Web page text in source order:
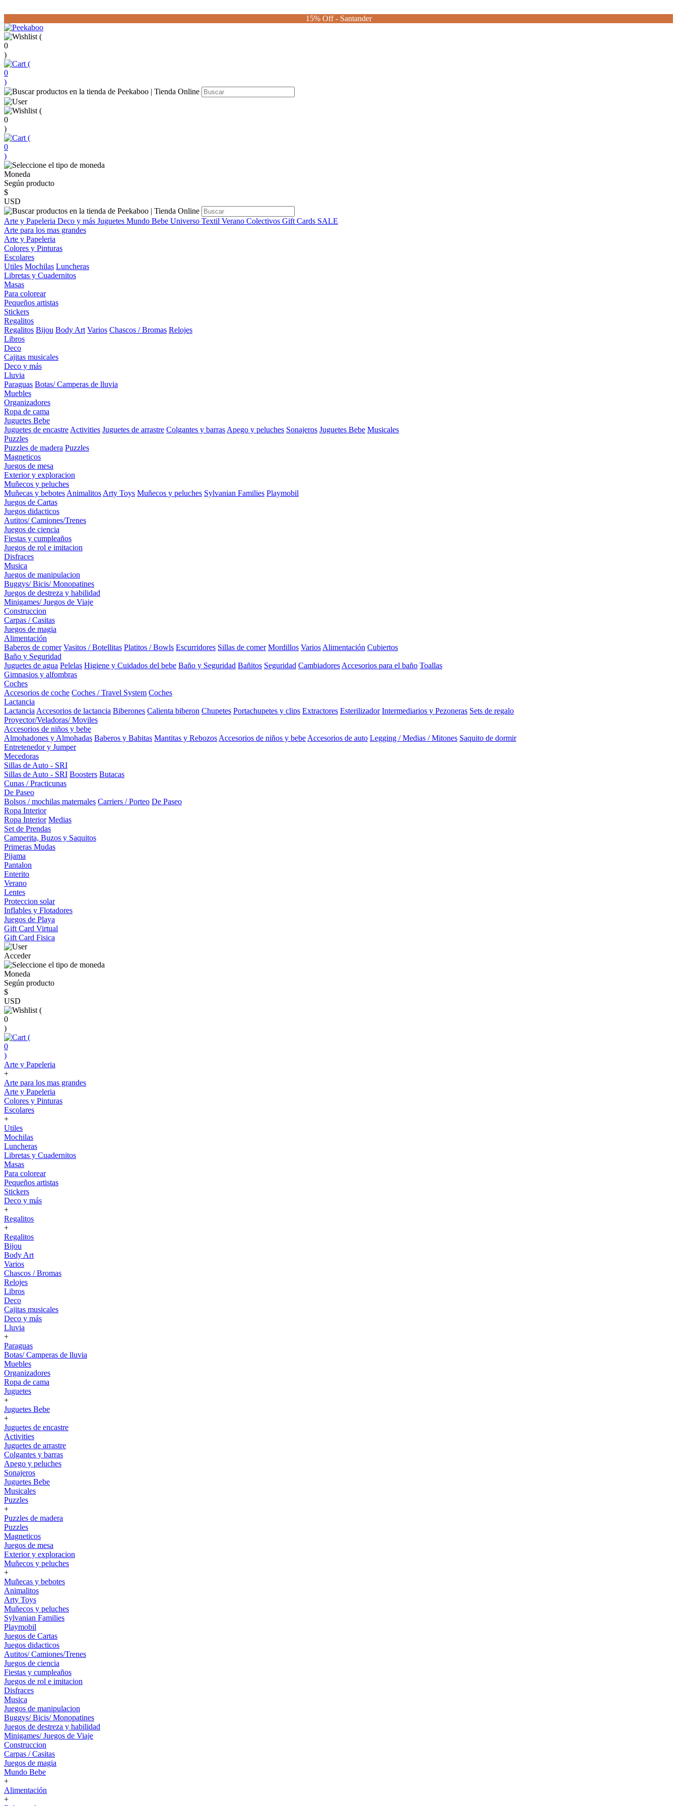
15% Off - Santander
(
0
)
(
0
)
(
0
)
(
0
)
Moneda
Según producto
$
USD
Arte y Papeleria Deco y más Juguetes Mundo Bebe Universo Textil Verano Colectivos Gift Cards SALE
Arte para los mas grandes
Arte y Papeleria
Colores y Pinturas
Escolares
Utiles Mochilas Luncheras
Libretas y Cuadernitos
Masas
Para colorear
Pequeños artistas
Stickers
Regalitos
Regalitos Bijou Body Art Varios Chascos / Bromas Relojes
Libros
Deco
Cajitas musicales
Deco y más
Lluvia
Paraguas Botas/ Camperas de lluvia
Muebles
Organizadores
Ropa de cama
Juguetes Bebe
Juguetes de encastre Activities Juguetes de arrastre Colgantes y barras Apego y peluches Sonajeros Juguetes Bebe Musicales
Puzzles
Puzzles de madera Puzzles
Magneticos
Juegos de mesa
Exterior y exploracion
Muñecos y peluches
Muñecas y bebotes Animalitos Arty Toys Muñecos y peluches Sylvanian Families Playmobil
Juegos de Cartas
Juegos didacticos
Autitos/ Camiones/Trenes
Juegos de ciencia
Fiestas y cumpleaños
Juegos de rol e imitacion
Disfraces
Musica
Juegos de manipulacion
Buggys/ Bicis/ Monopatines
Juegos de destreza y habilidad
Minigames/ Juegos de Viaje
Construccion
Carpas / Casitas
Juegos de magia
Alimentación
Baberos de comer Vasitos / Botellitas Platitos / Bowls Escurridores Sillas de comer Mordillos Varios Alimentación Cubiertos
Baño y Seguridad
Juguetes de agua Pelelas Higiene y Cuidados del bebe Baño y Seguridad Bañitos Seguridad Cambiadores Accesorios para el baño Toallas
Gimnasios y alfombras
Coches
Accesorios de coche Coches / Travel System Coches
Lactancia
Lactancia Accesorios de lactancia Biberones Calienta biberon Chupetes Portachupetes y clips Extractores Esterilizador Intermediarios y Pezoneras Sets de regalo
Proyector/Veladoras/ Moviles
Accesorios de niños y bebe
Almohadones y Almohadas Baberos y Babitas Mantitas y Rebozos Accesorios de niños y bebe Accesorios de auto Legging / Medias / Mitones Saquito de dormir
Entretenedor y Jumper
Mecedoras
Sillas de Auto - SRI
Sillas de Auto - SRI Boosters Butacas
Cunas / Practicunas
De Paseo
Bolsos / mochilas maternales Carriers / Porteo De Paseo
Ropa Interior
Ropa Interior Medias
Set de Prendas
Camperita, Buzos y Saquitos
Primeras Mudas
Pijama
Pantalon
Enterito
Verano
Lentes
Proteccion solar
Inflables y Flotadores
Juegos de Playa
Gift Card Virtual
Gift Card Fisica
Acceder
Moneda
Según producto
$
USD
(
0
)
(
0
)
Arte y Papeleria
+
Arte para los mas grandes
Arte y Papeleria
Colores y Pinturas
Escolares
+
Utiles
Mochilas
Luncheras
Libretas y Cuadernitos
Masas
Para colorear
Pequeños artistas
Stickers
Deco y más
+
Regalitos
+
Regalitos
Bijou
Body Art
Varios
Chascos / Bromas
Relojes
Libros
Deco
Cajitas musicales
Deco y más
Lluvia
+
Paraguas
Botas/ Camperas de lluvia
Muebles
Organizadores
Ropa de cama
Juguetes
+
Juguetes Bebe
+
Juguetes de encastre
Activities
Juguetes de arrastre
Colgantes y barras
Apego y peluches
Sonajeros
Juguetes Bebe
Musicales
Puzzles
+
Puzzles de madera
Puzzles
Magneticos
Juegos de mesa
Exterior y exploracion
Muñecos y peluches
+
Muñecas y bebotes
Animalitos
Arty Toys
Muñecos y peluches
Sylvanian Families
Playmobil
Juegos de Cartas
Juegos didacticos
Autitos/ Camiones/Trenes
Juegos de ciencia
Fiestas y cumpleaños
Juegos de rol e imitacion
Disfraces
Musica
Juegos de manipulacion
Buggys/ Bicis/ Monopatines
Juegos de destreza y habilidad
Minigames/ Juegos de Viaje
Construccion
Carpas / Casitas
Juegos de magia
Mundo Bebe
+
Alimentación
+